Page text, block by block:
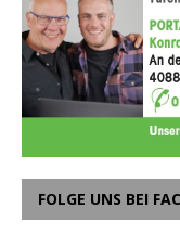
FOLGE UNS BEI